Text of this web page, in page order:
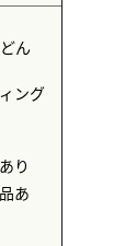
ん
ング
り
あ